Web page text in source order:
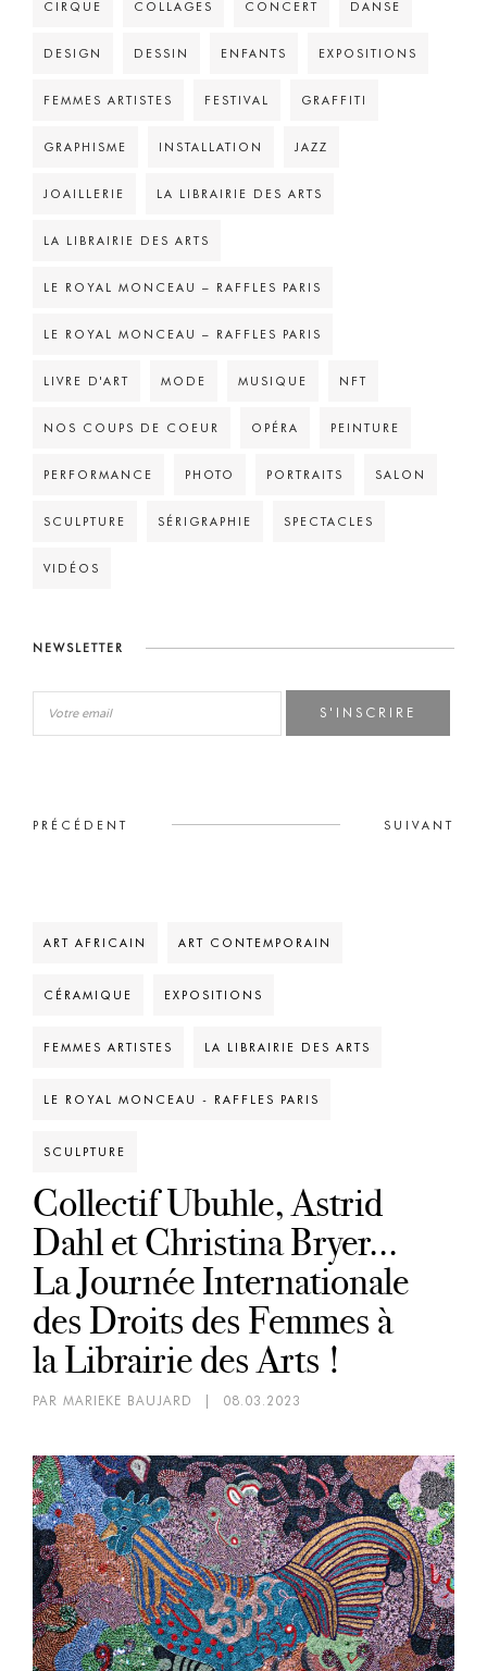
CIRQUE COLLAGES CONCERT DANSE
DESIGN DESSIN ENFANTS EXPOSITIONS
FEMMES ARTISTES FESTIVAL GRAFFITI
GRAPHISME INSTALLATION JAZZ
JOAILLERIE LA LIBRAIRIE DES ARTS
LA LIBRAIRIE DES ARTS
LE ROYAL MONCEAU – RAFFLES PARIS
LE ROYAL MONCEAU – RAFFLES PARIS
LIVRE D'ART MODE MUSIQUE NFT
NOS COUPS DE COEUR OPÉRA PEINTURE
PERFORMANCE PHOTO PORTRAITS SALON
SCULPTURE SÉRIGRAPHIE SPECTACLES
VIDÉOS
NEWSLETTER
S'INSCRIRE
PRÉCÉDENT SUIVANT
ART AFRICAIN ART CONTEMPORAIN
CÉRAMIQUE EXPOSITIONS
FEMMES ARTISTES LA LIBRAIRIE DES ARTS
LE ROYAL MONCEAU - RAFFLES PARIS
SCULPTURE
Collectif Ubuhle, Astrid
Dahl et Christina Bryer...
La Journée Internationale
des Droits des Femmes à
la Librairie des Arts !
PAR MARIEKE BAUJARD 08.03.2023